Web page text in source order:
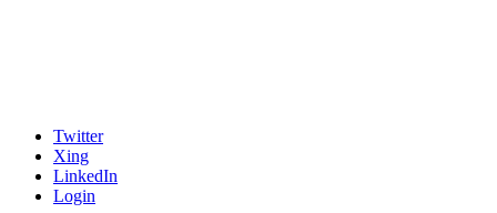
Twitter
Xing
LinkedIn
Login